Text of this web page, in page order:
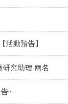
動預告】
究助理 兩名
~